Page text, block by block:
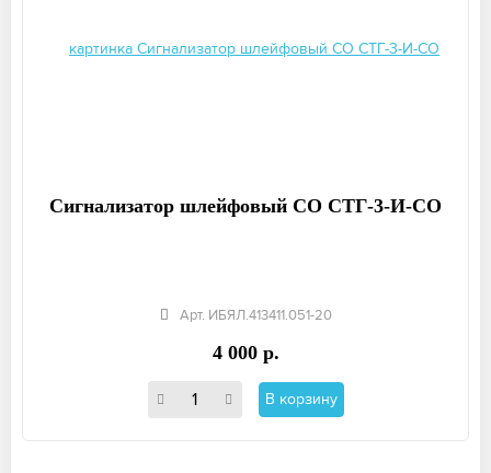
Сигнализатор шлейфовый СО СТГ-3-И-СО
Арт. ИБЯЛ.413411.051-20
4 000 р.
В корзину